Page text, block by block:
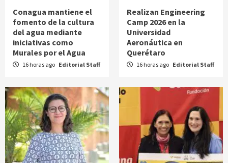
Conagua mantiene el
fomento de la cultura
del agua mediante
iniciativas como
Murales por el Agua
16 horas ago Editorial Staff
Realizan Engineering
Camp 2026 en la
Universidad
Aeronáutica en
Querétaro
16 horas ago Editorial Staff